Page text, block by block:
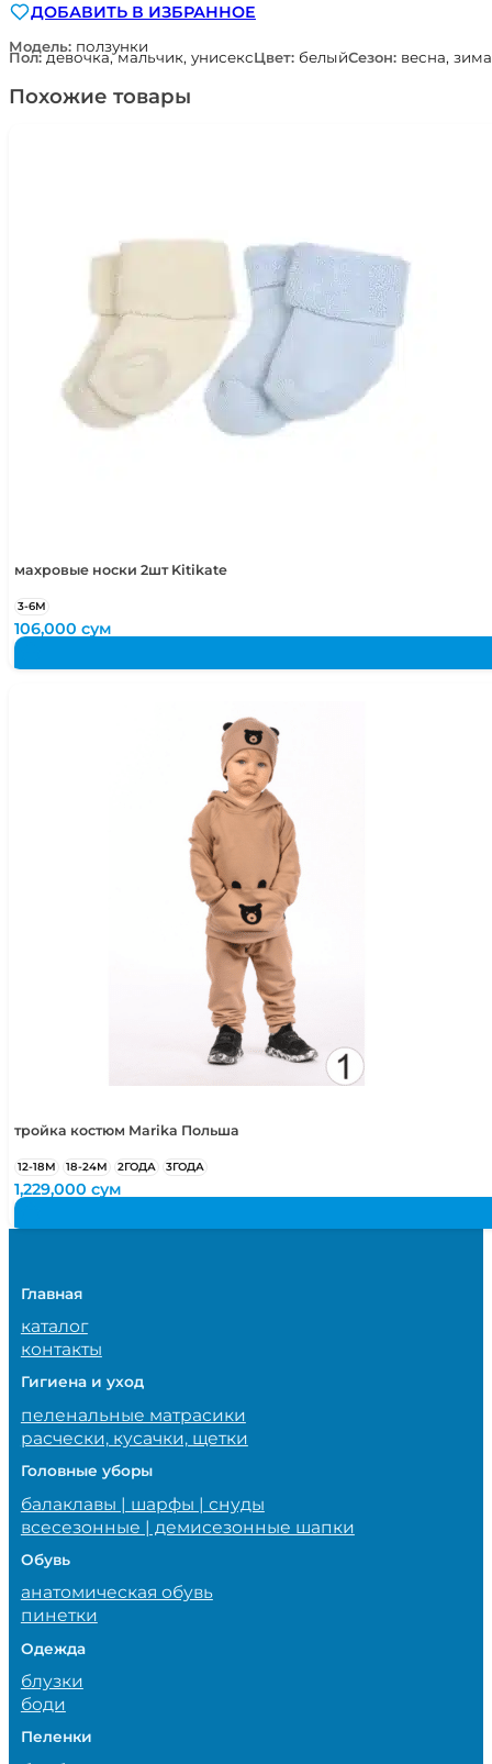
цв.
зайка
серый
Выжанова
ДОБАВИТЬ В ИЗБРАННОЕ
Модель: ползунки
Пол:девочка, мальчик, унисексЦвет: белыйСезон: весна,
Похожие товары
махровые носки 2шт Kitikate
3-6М
106,000сум
тройка костюм Marika Польша
12-18М 18-24М 2ГОДА 3ГОДА
1,229,000сум
Главная
каталог
контакты
Гигиена и уход
пеленальные матрасики
расчески, кусачки, щетки
Головные уборы
балаклавы | шарфы | снуды
всесезонные | демисезонные шапки
Обувь
анатомическая обувь
пинетки
Одежда
блузки
боди
Пеленки